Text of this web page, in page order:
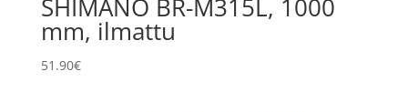
SHIMANO BR-M315L, 1000
mm, ilmattu
51.90€